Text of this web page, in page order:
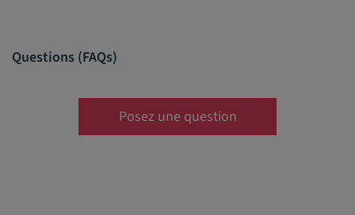
Questions (FAQs)
Posez une question